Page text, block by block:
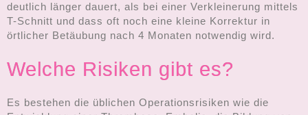
deutlich länger dauert, als bei einer Verkleinerung mittels
T-Schnitt und dass oft noch eine kleine Korrektur in
örtlicher Betäubung nach 4 Monaten notwendig wird.
Welche Risiken gibt es?
Es bestehen die üblichen Operationsrisiken wie die